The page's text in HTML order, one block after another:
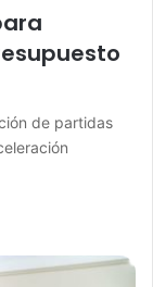
de partidas